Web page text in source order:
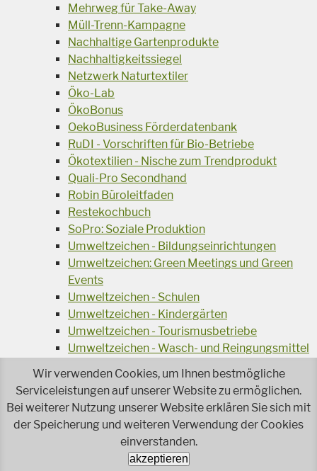
Mehrweg für Take-Away
Müll-Trenn-Kampagne
Nachhaltige Gartenprodukte
Nachhaltigkeitssiegel
Netzwerk Naturtextiler
Öko-Lab
ÖkoBonus
OekoBusiness Förderdatenbank
RuDI - Vorschriften für Bio-Betriebe
Ökotextilien - Nische zum Trendprodukt
Quali-Pro Secondhand
Robin Büroleitfaden
Restekochbuch
SoPro: Soziale Produktion
Umweltzeichen - Bildungseinrichtungen
Umweltzeichen: Green Meetings und Green
Events
Umweltzeichen - Schulen
Umweltzeichen - Kindergärten
Umweltzeichen - Tourismusbetriebe
Umweltzeichen - Wasch- und Reingungsmittel
Wiederverwendung von Elektroaltgeräten
Wasser - das Businessgetränk
Wohnprojekt Parcours
Jetzt faire und ökologische Mode kaufen!
Wir verwenden Cookies, um Ihnen bestmögliche
Serviceleistungen auf unserer Website zu ermöglichen.
Bei weiterer Nutzung unserer Website erklären Sie sich mit
der Speicherung und weiteren Verwendung der Cookies
einverstanden.
akzeptieren